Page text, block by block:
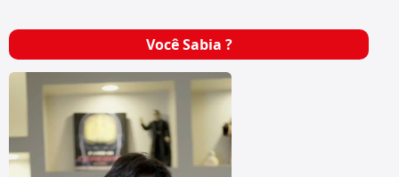
Você Sabia ?